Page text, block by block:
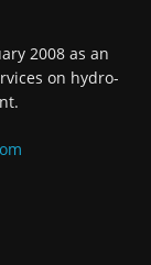
2008 as an
on hydro-